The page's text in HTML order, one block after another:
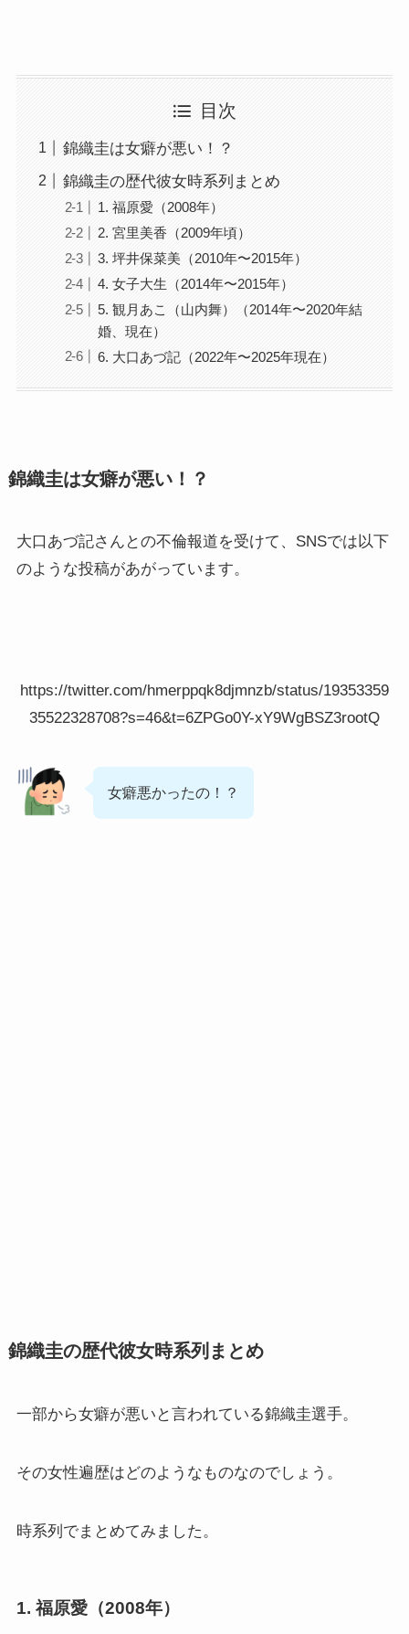
目次
錦織圭は女癖が悪い！？
錦織圭の歴代彼女時系列まとめ
1. 福原愛（2008年）
2. 宮里美香（2009年頃）
3. 坪井保菜美（2010年〜2015年）
4. 女子大生（2014年〜2015年）
5. 観月あこ（山内舞）（2014年〜2020年結
婚、現在）
6. 大口あづ記（2022年〜2025年現在）
錦織圭は女癖が悪い！？
大口あづ記さんとの不倫報道を受けて、SNSでは以下
のような投稿があがっています。
https://twitter.com/hmerppqk8djmnzb/status/19353359
35522328708?s=46&t=6ZPGo0Y-xY9WgBSZ3rootQ
女癖悪かったの！？
錦織圭の歴代彼女時系列まとめ
一部から女癖が悪いと言われている錦織圭選手。
その女性遍歴はどのようなものなのでしょう。
時系列でまとめてみました。
1. 福原愛（2008年）